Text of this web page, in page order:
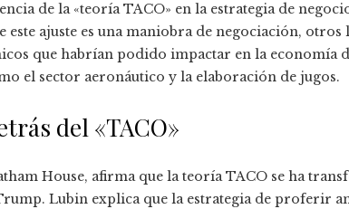
de la «teoría TACO» en la estrategia de
ajuste es una maniobra de negociación, otros
que habrían podido impactar en la economía
el sector aeronáutico y la elaboración de jugos.
del «TACO»
House, afirma que la teoría TACO se ha
Lubin explica que la estrategia de proferir